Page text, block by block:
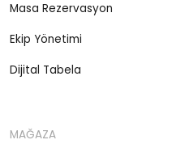
Masa Rezervasyon
Ekip Yönetimi
Dijital Tabela
MAĞAZA